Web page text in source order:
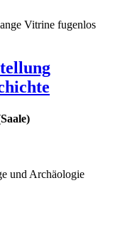
und Archäologie